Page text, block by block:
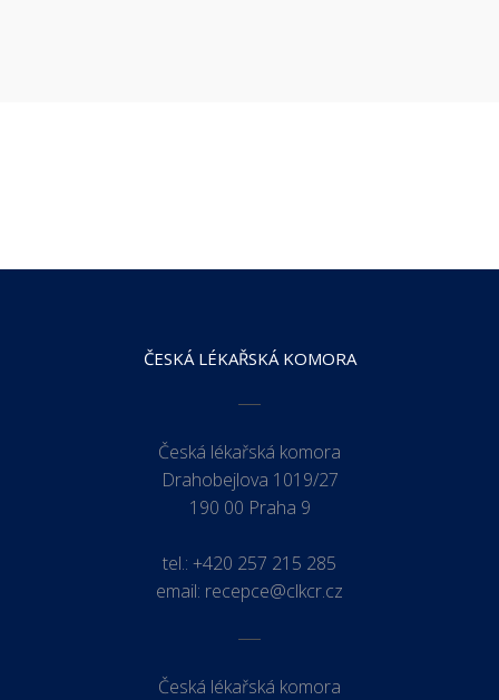
ČESKÁ LÉKAŘSKÁ KOMORA
Česká lékařská komora
Drahobejlova 1019/27
190 00 Praha 9
tel.: +420 257 215 285
email: recepce@clkcr.cz
Česká lékařská komora